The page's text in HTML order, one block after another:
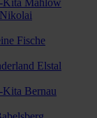
Fische
Elstal
Kita Bernau